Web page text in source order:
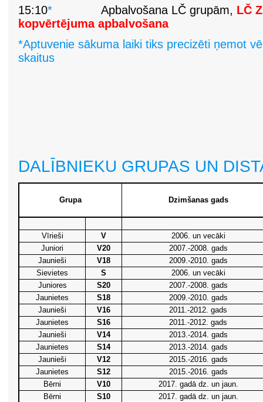
15:10* Apbalvošana LČ grupām, LČ
kopvērtējuma apbalvošana
*Aptuvenie sākuma laiki tiks precizēti ņemot
skaitus
DALĪBNIEKU GRUPAS UN
Grupa Dzimšanas gads
Vīrieši V
2006. un vecāki
Juniori
V20
2007.-2008. gads
Jaunieši
V18
2009.-2010. gads
Sievietes
S
2006. un vecāki
Juniores
S20
2007.-2008. gads
Jaunietes
S18
2009.-2010. gads
Jaunieši
V16
2011.-2012. gads
Jaunietes
S16
2011.-2012. gads
Jaunieši
V14
2013.-2014. gads
Jaunietes
S14
2013.-2014. gads
Jaunieši
V12
2015.-2016. gads
Jaunietes
S12
2015.-2016. gads
Bērni
V10
2017. gadā dz. un jaun.
Bērni
S10
2017. gadā dz. un jaun.